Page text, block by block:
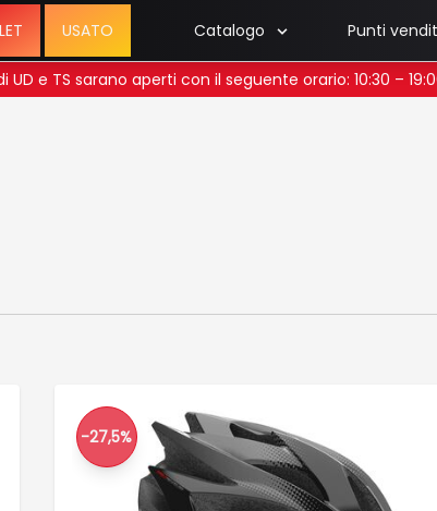
USATO Catalogo Punti
UD e TS sarano aperti con il seguente orario: 10:30 –
-27,5%